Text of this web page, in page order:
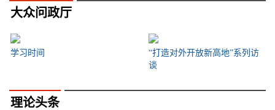
大众问政厅
学习时间
“打造对外开放新高地”系列访
谈
理论头条